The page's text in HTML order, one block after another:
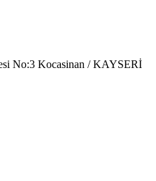
No:3 Kocasinan / KAYSERİ